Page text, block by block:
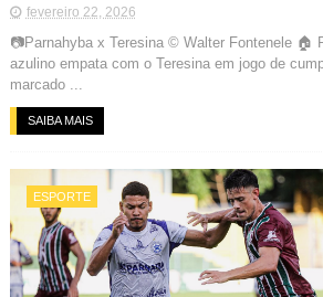
fevereiro 22, 2026
📷Parnahyba x Teresina © Walter Fontenele 🏠
azulino empata com o Teresina em jogo de
marcado ...
SAIBA MAIS
ESPORTE